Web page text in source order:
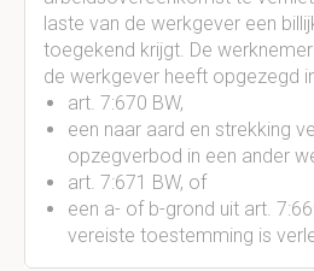
laste van de werkgever een
toegekend krijgt. De
de werkgever heeft opgezegd
art. 7:670 BW,
een naar aard en strekking
opzegverbod in een ander
art. 7:671 BW, of
een a- of b-grond uit art.
vereiste toestemming is